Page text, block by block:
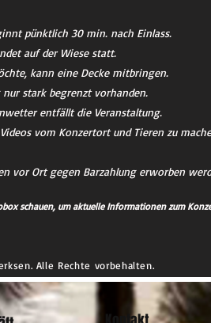
pünktlich 30 min. nach Einlass.
auf der Wiese statt.
kann eine Decke mitbringen.
nur stark begrenzt vorhanden.
entfällt die Veranstaltung.
vom Konzertort und Tieren zu
vor Ort gegen Barzahlung erworben
schauen, um aktuelle Informationen zum
Alle Rechte vorbehalten.